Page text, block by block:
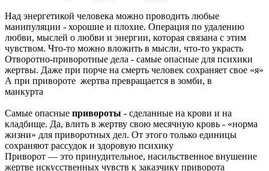
Над энергетикой человека можно проводить любые
манипуляции - хорошие и плохие. Операция по удалению
любви, мыслей о любви и энергии, которая связана с этим
чувством. Что-то можно вложить в мысли, что-то украсть
Отворотно-приворотные дела - самые опасные для психики
жертвы. Даже при порче на смерть человек сохраняет свое «я»
А при привороте жертва превращается в зомби, в
манкурта
Самые опасные привороты - сделанные на крови и на
кладбище. Да, влить в жертву свою месячную кровь - «норма
жизни» для приворотных дел. От этого только единицы
сохраняют рассудок и здоровую психику
Приворот — это принудительное, насильственное внушение
жертве искусственных чувств к заказчику приворота